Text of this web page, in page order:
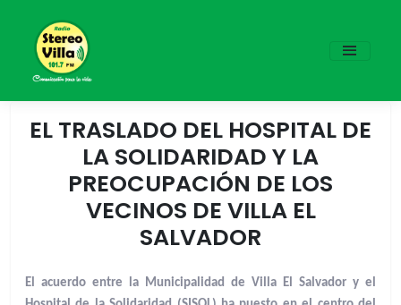
EL TRASLADO DEL HOSPITAL DE
LA SOLIDARIDAD Y LA
PREOCUPACIÓN DE LOS
VECINOS DE VILLA EL
SALVADOR
El acuerdo entre la Municipalidad de Villa El Salvador y el